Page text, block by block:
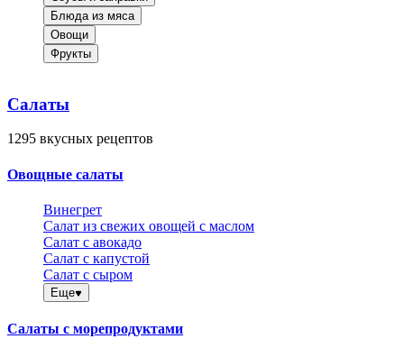
Блюда из мяса
Овощи
Фрукты
Салаты
1295 вкусных рецептов
Овощные салаты
Винегрет
Салат из свежих овощей с маслом
Салат с авокадо
Салат с капустой
Салат с сыром
Еще
Салаты с морепродуктами